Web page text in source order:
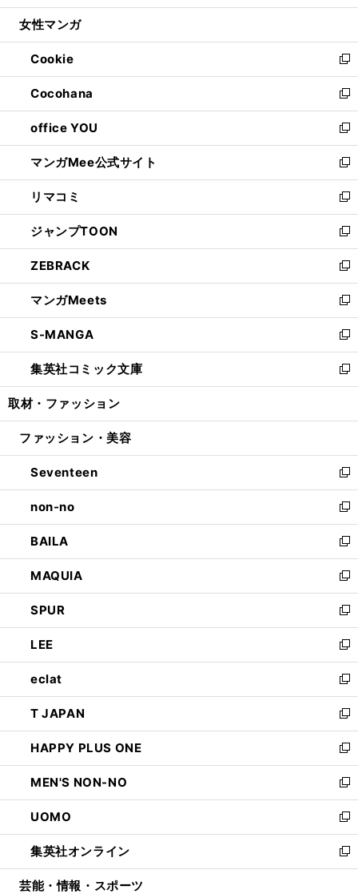
開
ウ
開
く
ン
ウ
で
開
く
ウ
ン
ド
ウ
で
開
く
し
ウ
ィ
ン
ド
ウ
で
開
く
女性マンガ
Cookie
新
し
い
ウ
ィ
ン
ド
ウ
で
開
く
Cocohana
新
し
い
ウ
ィ
ン
ド
ウ
で
開
く
office YOU
新
し
い
ウ
ィ
ン
ド
ウ
で
開
く
マンガMee公式サイト
新
し
い
ウ
ィ
ン
ド
ウ
で
開
く
リマコミ
新
し
い
ウ
ィ
ン
ド
ウ
で
開
く
ジャンプTOON
新
し
い
ウ
ィ
ン
ド
ウ
で
開
ZEBRACK
新
し
い
ウ
ィ
ン
ド
ウ
開
マンガMeets
新
し
い
ウ
ィ
ン
ウ
開
く
S-MANGA
新
し
い
ウ
ン
ウ
で
開
く
集英社コミック文庫
新
し
ウ
ン
ド
ウ
で
開
く
取材・ファッション
ファッション・美容
Seventeen
新
し
い
ウ
ィ
ン
ド
ウ
で
開
く
non-no
新
し
い
ウ
ィ
ン
ド
ウ
で
開
く
BAILA
新
し
い
ウ
ィ
ン
ド
ウ
で
開
く
MAQUIA
新
し
い
ウ
ィ
ン
ド
ウ
で
開
く
SPUR
新
し
い
ウ
ィ
ン
ド
ウ
で
開
く
LEE
新
し
い
ウ
ィ
ン
ド
ウ
で
開
く
eclat
新
し
い
ウ
ィ
ン
ド
ウ
で
開
く
T JAPAN
新
し
い
ウ
ィ
ン
ド
ウ
で
開
HAPPY PLUS ONE
新
し
い
ウ
ィ
ン
ド
ウ
MEN'S NON-NO
新
し
い
ウ
ィ
ン
UOMO
新
し
い
ウ
集英社オンライン
新
し
芸能・情報・スポーツ